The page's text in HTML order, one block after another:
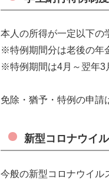
本人の所得が一定以下の
※特例期間分は老後の年
※特例期間は4月～翌年3
免除・猶予・特例の申請
新型コロナウイ
今般の新型コロナウイル